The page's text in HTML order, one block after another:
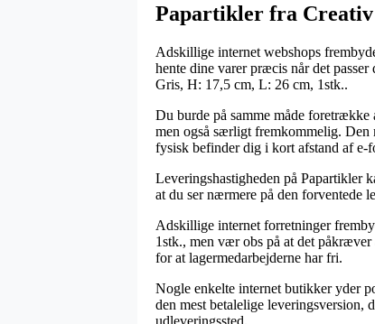
Papartikler fra Creativ
Adskillige internet webshops
hente dine varer præcis når det
Gris, H: 17,5 cm, L: 26 cm, 1stk..
Du burde på samme måde
men også særligt fremkommelig. Den
fysisk befinder dig i kort afstand af e-
Leveringshastigheden på Papartikler
at du ser nærmere på den forventede
Adskillige internet forretninger
1stk., men vær obs på at det påkræver
for at lagermedarbejderne har fri.
Nogle enkelte internet butikker yder
den mest betalelige
udleveringssted.